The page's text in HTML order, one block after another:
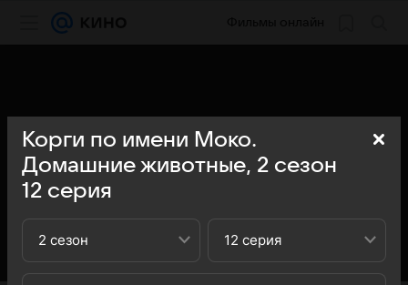
Корги по имени Моко.
Домашние животные, 2 сезон
12 серия
2 сезон 12 серия